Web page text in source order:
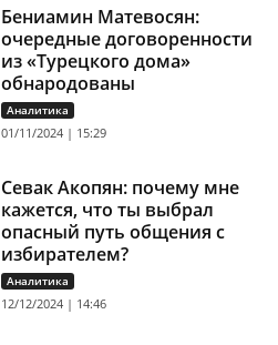
Бениамин Матевосян:
очередные договоренности
из «Турецкого дома»
обнародованы
Аналитика
01/11/2024 | 15:29
Севак Акопян: почему мне
кажется, что ты выбрал
опасный путь общения с
избирателем?
Аналитика
12/12/2024 | 14:46